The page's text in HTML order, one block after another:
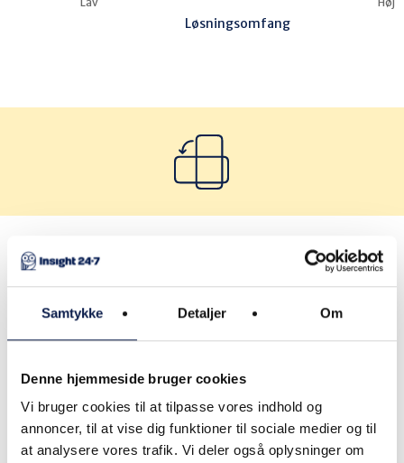
Samtykke Detaljer Om
Denne hjemmeside bruger cookies
Vi bruger cookies til at tilpasse vores indhold og
annoncer, til at vise dig funktioner til sociale medier og til
at analysere vores trafik. Vi deler også oplysninger om
VÆLG BRANCHE
VÆLG PROCES
VÆLG SEGMENT